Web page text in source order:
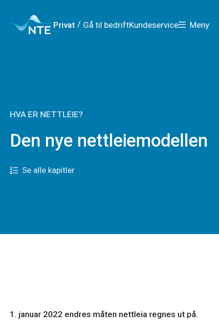
hovedmeny
søk
hovedinnhold
bunnområde
Privat / Gå til bedriftKundeservice Meny
HVA ER NETTLEIE?
Den nye nettleiemodellen
Se alle kapitler
1. januar 2022 endres måten nettleia regnes ut på.